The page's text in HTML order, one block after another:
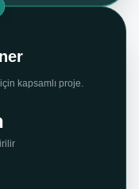
kapsamlı proje.